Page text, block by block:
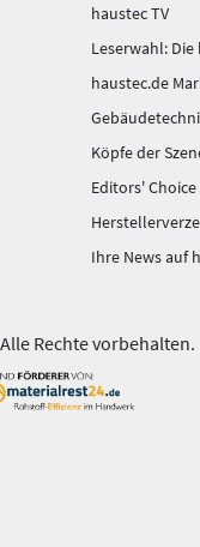
haustec TV
Leserwahl:
haustec.de
Köpfe der
Editors' Choice
Ihre News auf
Rechte vorbehalten.